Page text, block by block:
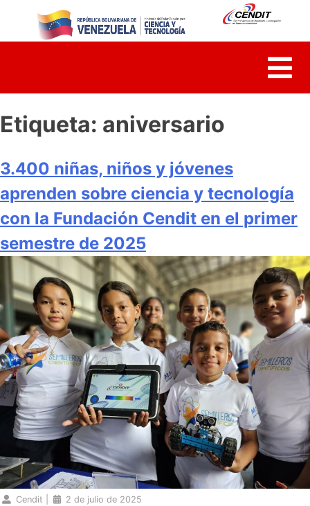
content
Etiqueta: aniversario
3.400 niñas, niños y jóvenes
aprenden sobre ciencia y tecnología
con la Fundación Cendit en el primer
semestre de 2025
Cendit
2 de julio de 2025